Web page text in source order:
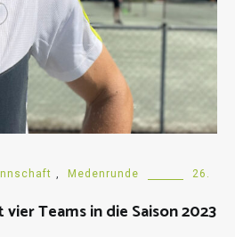
Medenrunde
26.
Teams in die Saison 2023